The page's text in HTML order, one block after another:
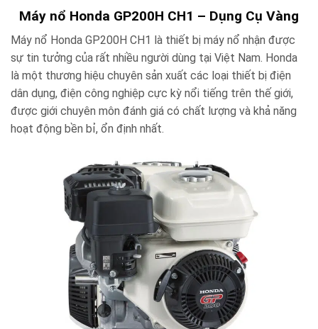
Máy nổ Honda GP200H CH1 – Dụng Cụ Vàng
Máy nổ Honda GP200H CH1 là thiết bị máy nổ nhận được
sự tin tưởng của rất nhiều người dùng tại Việt Nam. Honda
là một thương hiệu chuyên sản xuất các loại thiết bị điện
dân dụng, điện công nghiệp cực kỳ nổi tiếng trên thế giới,
được giới chuyên môn đánh giá có chất lượng và khả năng
hoạt động bền bỉ, ổn định nhất.